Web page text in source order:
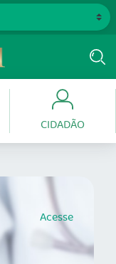
CIDADÃO
Acesse